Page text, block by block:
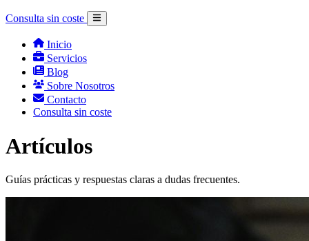
Consulta sin coste
Inicio
Servicios
Blog
Sobre Nosotros
Contacto
Consulta sin coste
Artículos
Guías prácticas y respuestas claras a dudas frecuentes.